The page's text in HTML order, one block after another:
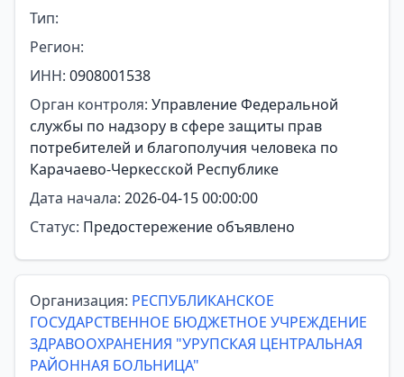
Тип:
Регион:
ИНН: 0908001538
Орган контроля: Управление Федеральной
службы по надзору в сфере защиты прав
потребителей и благополучия человека по
Карачаево-Черкесской Республике
Дата начала: 2026-04-15 00:00:00
Статус: Предостережение объявлено
Организация: РЕСПУБЛИКАНСКОЕ
ГОСУДАРСТВЕННОЕ БЮДЖЕТНОЕ УЧРЕЖДЕНИЕ
ЗДРАВООХРАНЕНИЯ "УРУПСКАЯ ЦЕНТРАЛЬНАЯ
РАЙОННАЯ БОЛЬНИЦА"